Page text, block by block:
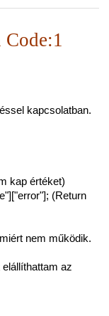
kapcsolatban.
kap értéket)
(Return
nem működik.
az